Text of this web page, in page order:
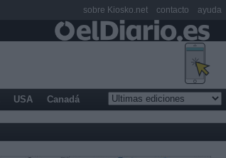
USA Canadá
sobre Kiosko.net contacto ayuda